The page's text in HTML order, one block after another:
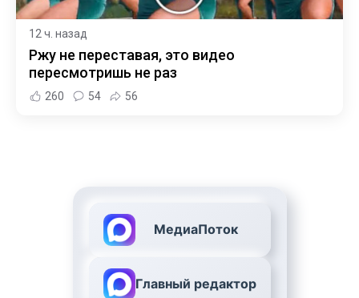
12 ч. назад
Ржу не переставая, это видео
пересмотришь не раз
260 54 56
МедиаПоток
Главный редактор